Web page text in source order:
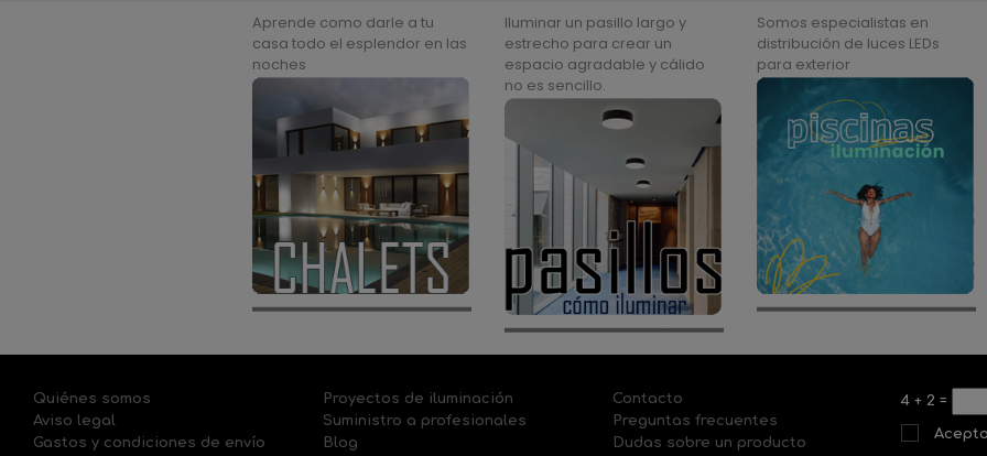
Aprende como darle a tu
casa todo el esplendor en las
noches
Iluminar un pasillo largo y
estrecho para crear un
espacio agradable y cálido
no es sencillo.
Somos especialistas en
distribución de luces LEDs
para exterior
Quiénes somos
Aviso legal
Gastos y condiciones de envío
Proyectos de iluminación
Suministro a profesionales
Blog
Contacto
Preguntas frecuentes
Dudas sobre un producto
4 + 2 =